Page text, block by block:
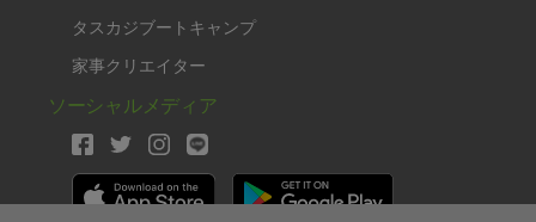
タスカジブートキャンプ
家事クリエイター
ソーシャルメディア